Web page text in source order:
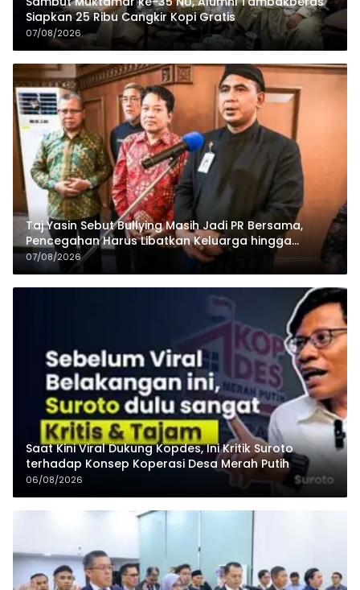
Siapkan 25 Ribu Cangkir Kopi Gratis
07/08/2026
Taj Yasin Sebut Bullying Masih Jadi PR Bersama,
Pencegahan Harus Libatkan Keluarga hingga
Pesantren
07/08/2026
Saat Kini Viral Dukung Kopdes, Ini Kritik Suroto
terhadap Konsep Koperasi Desa Merah Putih
06/08/2026